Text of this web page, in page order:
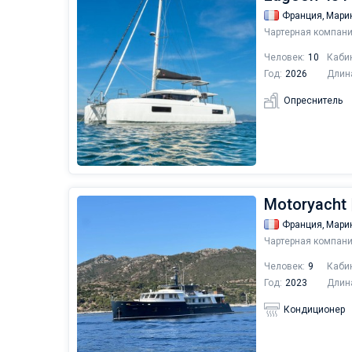
Франция,
Чартерная
Человек: 10
Год: 2026
Опреснитель
Motoryacht
Франция,
Чартерная
Человек: 9
Год: 2023
Кондиционер